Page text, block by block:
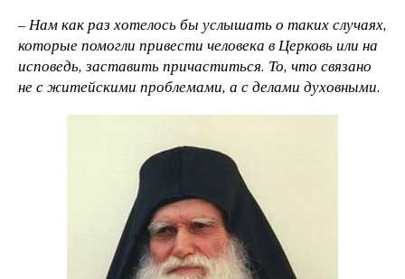
– Нам как раз хотелось бы услышать о таких случаях,
которые помогли привести человека в Церковь или на
исповедь, заставить причаститься. То, что связано
не с житейскими проблемами, а с делами духовными.